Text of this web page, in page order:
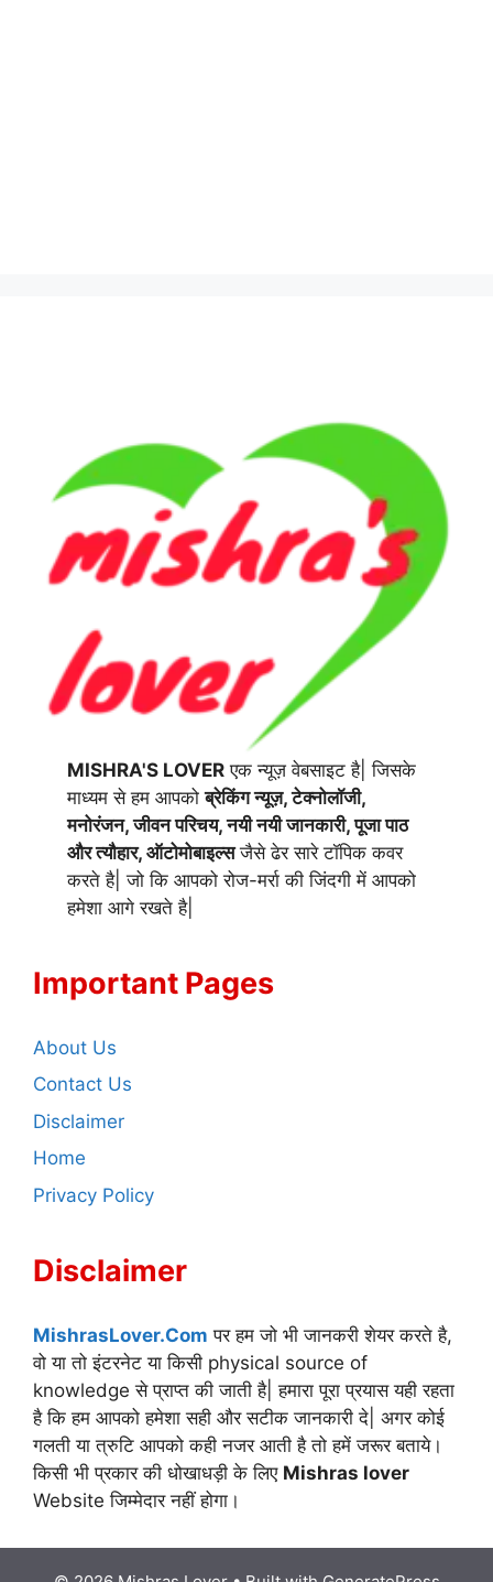
MISHRA'S LOVER एक न्यूज़ वेबसाइट है| जिसके
माध्यम से हम आपकोब्रेकिंग न्यूज़, टेक्नोलॉजी,
मनोरंजन, जीवन परिचय, नयी नयी जानकारी, पूजा पाठ
और त्यौहार, ऑटोमोबाइल्सजैसे ढेर सारे टॉपिक कवर
करते है| जो कि आपको रोज-मर्रा की जिंदगी में आपको
हमेशा आगे रखते है|
Important Pages
About Us
Contact Us
Disclaimer
Home
Privacy Policy
Disclaimer
MishrasLover.Com पर हम जो भी जानकरी शेयर करते है,
वो या तो इंटरनेट या किसी physical source of
knowledge से प्राप्त की जाती है| हमारा पूरा प्रयास यही रहता
है कि हम आपको हमेशा सही और सटीक जानकारी दे| अगर कोई
गलती या त्रुटि आपको कही नजर आती है तो हमें जरूर बताये।
किसी भी प्रकार की धोखाधड़ी के लिए Mishras lover
Website जिम्मेदार नहीं होगा।